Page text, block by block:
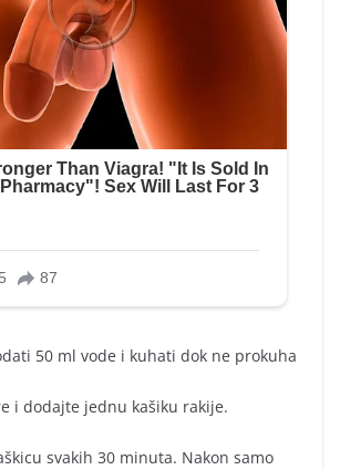
50 ml vode i kuhati dok ne prokuha
i dodajte jednu kašiku rakije.
svakih 30 minuta. Nakon samo